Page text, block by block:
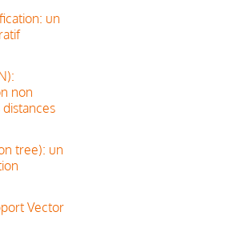
un
non
tree): un
Vector